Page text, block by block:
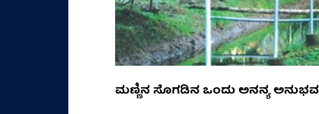
ಮಣ್ಣಿನ ಸೊಗಡಿನ ಒಂದು ಅನನ್ಯ ಅನುಭವ